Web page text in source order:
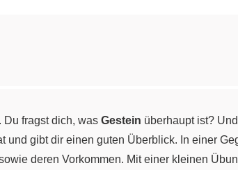
Du fragst dich, was Gestein überhaupt ist?
und gibt dir einen guten Überblick. In einer
deren Vorkommen. Mit einer kleinen